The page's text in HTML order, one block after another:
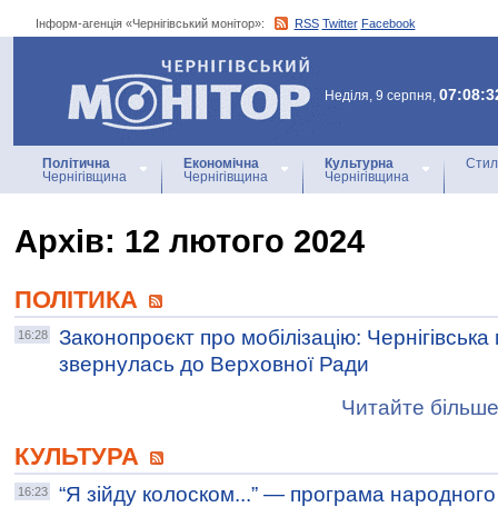
Інформ-агенція «Чернігівський монітор»: RSS Twitter Facebook
Інформ-агенція
«Чернігівський монітор»
Неділя, 9 серпня,
Політична
Чернігівщина
Економічна
Чернігівщина
Культурна
Чернігівщина
Архiв: 12 лютого 2024
ПОЛІТИКА
16:28
Законопроєкт про мобілізацію:
звернулась до Верховної Ради
Читайте
КУЛЬТУРА
16:23
“Я зійду колоском...” — програма